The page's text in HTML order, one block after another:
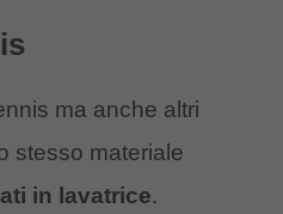
ma anche altri
stesso materiale
in lavatrice.